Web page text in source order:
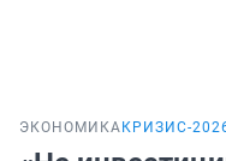
ЭКОНОМИКА КРИЗИС-